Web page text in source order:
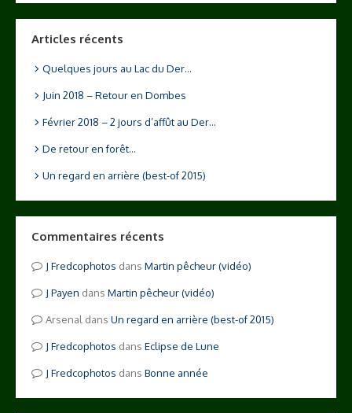
Articles récents
Quelques jours au Lac du Der…
Juin 2018 – Retour en Dombes
Février 2018 – 2 jours d’affût au Der…
De retour en forêt…
Un regard en arrière (best-of 2015)
Commentaires récents
Fredcophotos dans Martin pêcheur (vidéo)
Payen dans Martin pêcheur (vidéo)
Arsenal dans Un regard en arrière (best-of 2015)
Fredcophotos dans Eclipse de Lune
Fredcophotos dans Bonne année